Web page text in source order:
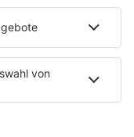
auf dem …